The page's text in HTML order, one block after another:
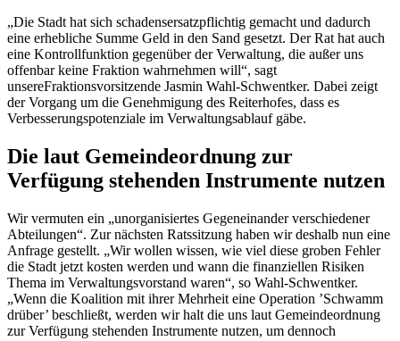
„Die Stadt hat sich schadensersatzpflichtig gemacht und dadurch
eine erhebliche Summe Geld in den Sand gesetzt. Der Rat hat auch
eine Kontrollfunktion gegenüber der Verwaltung, die außer uns
offenbar keine Fraktion wahrnehmen will“, sagt
unsereFraktionsvorsitzende Jasmin Wahl-Schwentker. Dabei zeigt
der Vorgang um die Genehmigung des Reiterhofes, dass es
Verbesserungspotenziale im Verwaltungsablauf gäbe.
Die laut Gemeindeordnung zur
Verfügung stehenden Instrumente nutzen
Wir vermuten ein „unorganisiertes Gegeneinander verschiedener
Abteilungen“. Zur nächsten Ratssitzung haben wir deshalb nun eine
Anfrage gestellt. „Wir wollen wissen, wie viel diese groben Fehler
die Stadt jetzt kosten werden und wann die finanziellen Risiken
Thema im Verwaltungsvorstand waren“, so Wahl-Schwentker.
„Wenn die Koalition mit ihrer Mehrheit eine Operation ’Schwamm
drüber’ beschließt, werden wir halt die uns laut Gemeindeordnung
zur Verfügung stehenden Instrumente nutzen, um dennoch